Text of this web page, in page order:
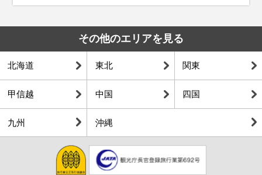
その他のエリアを見る
北海道 東北 関東
甲信越 中国 四国
九州 沖縄